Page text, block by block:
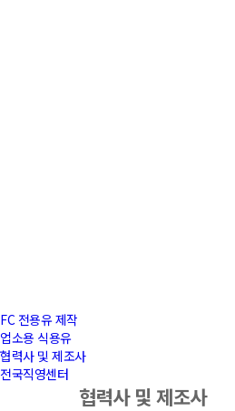
FC 전용유 제작
업소용 식용유
협력사 및 제조사
전국직영센터
협력사 및 제조사